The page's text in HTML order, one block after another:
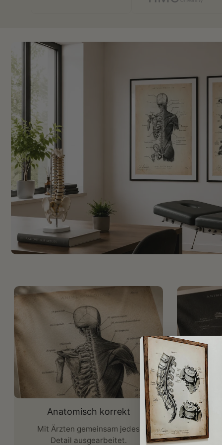
Anatomisch korrekt
Mit Ärzten gemeinsam jedes
Detail ausgearbeitet.
UV-